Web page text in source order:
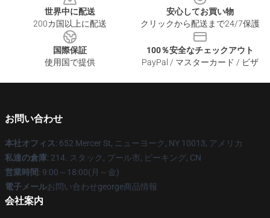
世界中に配送
200カ国以上に配送
安心してお買い物
クリックから配送まで24/7保護
国際保証
使用国で提供
100％安全なチェックアウト
PayPal / マスターカード / ビザ
お問い合わせ
本社オフィス: 652 Mercer St, ニューヨーク, NY 10013, アメリカ
私達の倉庫: 214. スタック, ブール市, ピーキング, CN
営業時間: 9:00～18:00(月～金)
電子メールお問い合わせgeorge商品情報
会社案内